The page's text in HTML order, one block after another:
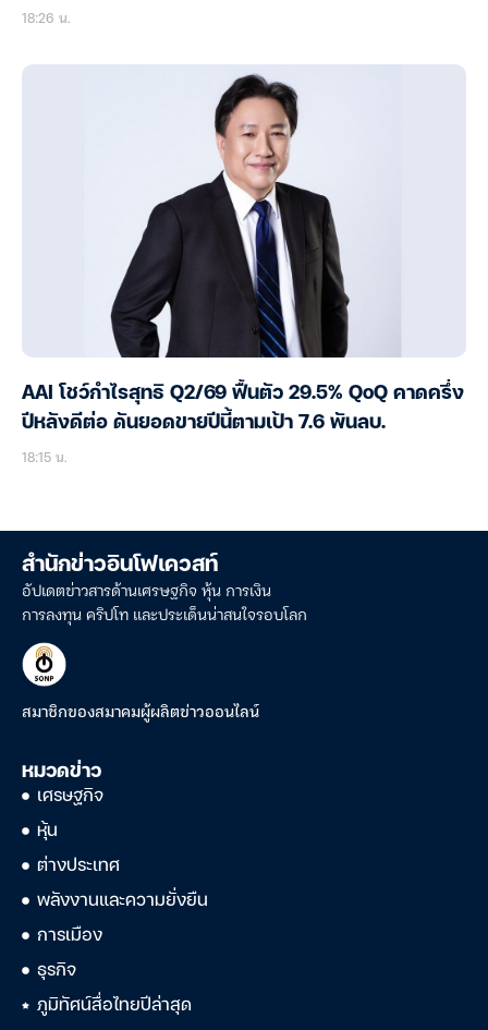
18:26 น.
AAI โชว์กำไรสุทธิ Q2/69 ฟื้นตัว 29.5% QoQ คาดครึ่ง
ปีหลังดีต่อ ดันยอดขายปีนี้ตามเป้า 7.6 พันลบ.
18:15 น.
สำนักข่าวอินโฟเควสท์
อัปเดตข่าวสารด้านเศรษฐกิจ หุ้น การเงิน
การลงทุน คริปโท และประเด็นน่าสนใจรอบโลก
สมาชิกของสมาคมผู้ผลิตข่าวออนไลน์
หมวดข่าว
เศรษฐกิจ
หุ้น
ต่างประเทศ
พลังงานและความยั่งยืน
การเมือง
ธุรกิจ
ภูมิทัศน์สื่อไทยปีล่าสุด